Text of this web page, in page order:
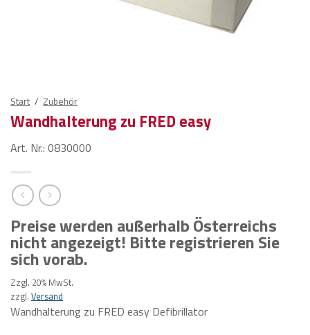
Start / Zubehör
Wandhalterung zu FRED easy
Art. Nr.: 0830000
Preise werden außerhalb Österreichs
nicht angezeigt! Bitte registrieren Sie
sich vorab.
Zzgl. 20% MwSt.
zzgl. Versand
Wandhalterung zu FRED easy Defibrillator